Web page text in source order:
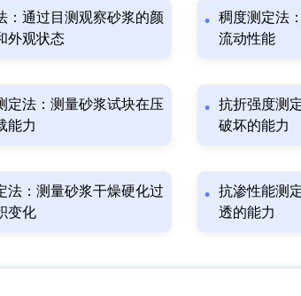
：通过目测观察砂浆的颜
外观状态
稠度测定法
流动性能
定法：测量砂浆试块在压
能力
抗折强度测
破坏的能力
法：测量砂浆干燥硬化过
变化
抗渗性能测
透的能力